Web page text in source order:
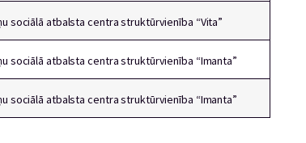
sociālā atbalsta centra struktūrvienība “Vita”
sociālā atbalsta centra struktūrvienība “Imanta”
sociālā atbalsta centra struktūrvienība “Imanta”